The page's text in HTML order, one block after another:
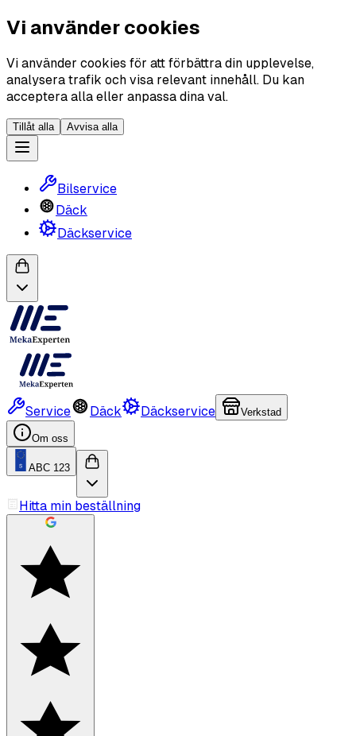
Vi använder cookies
Vi använder cookies för att förbättra din upplevelse,
analysera trafik och visa relevant innehåll. Du kan
acceptera alla eller anpassa dina val.
Tillåt alla Avvisa alla
Bilservice
Däck
Däckservice
Service Däck Däckservice Verkstad
Om oss
ABC 123
Hitta min beställning